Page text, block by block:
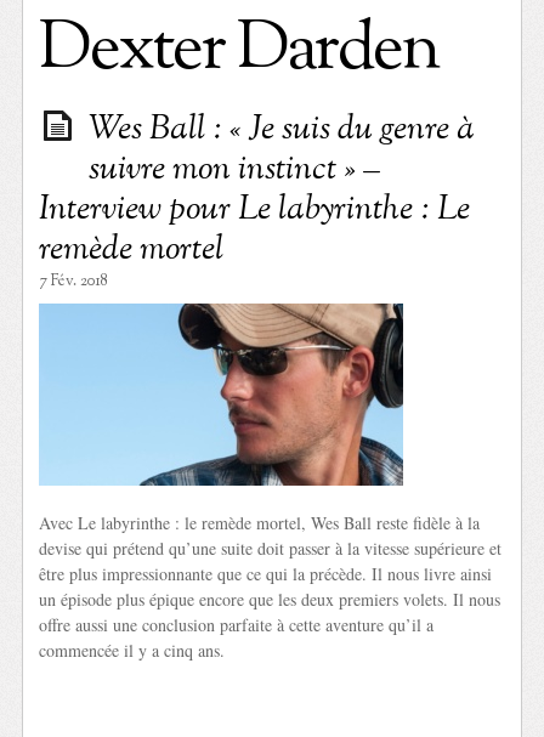
Dexter Darden
Wes Ball : « Je suis du genre à
suivre mon instinct » –
Interview pour Le labyrinthe : Le
remède mortel
7 Fév. 2018
Avec Le labyrinthe : le remède mortel, Wes Ball reste fidèle à la
devise qui prétend qu’une suite doit passer à la vitesse supérieure et
être plus impressionnante que ce qui la précède. Il nous livre ainsi
un épisode plus épique encore que les deux premiers volets. Il nous
offre aussi une conclusion parfaite à cette aventure qu’il a
commencée il y a cinq ans.